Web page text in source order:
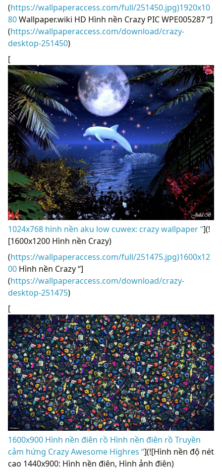
(https://wallpaperaccess.com/full/251450.jpg)1920x10
80Wallpaper.wiki HD Hình nền Crazy PIC WPE005287 “]
(https://wallpaperaccess.com/download/crazy-
desktop-251450)
[
1024x768 hình nền aku low cuwex: crazy wallpaper “](!
[1600x1200 Hình nền Crazy)
(https://wallpaperaccess.com/full/251475.jpg)1600x12
00 Hình nền Crazy “]
(https://wallpaperaccess.com/download/crazy-
desktop-251475)
[
1600x900 Hình nền điên rồ Hình nền điên rồ Truyền
cảm hứng Crazy Awesome Highres “](![Hình nền độ nét
cao 1440x900: Hình nền điên, Hình ảnh điên)